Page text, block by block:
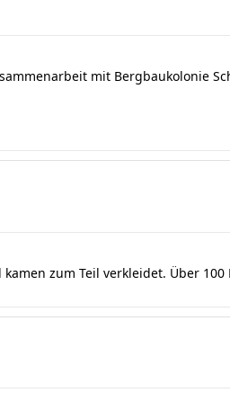
mit Bergbaukolonie
zum Teil verkleidet. Über